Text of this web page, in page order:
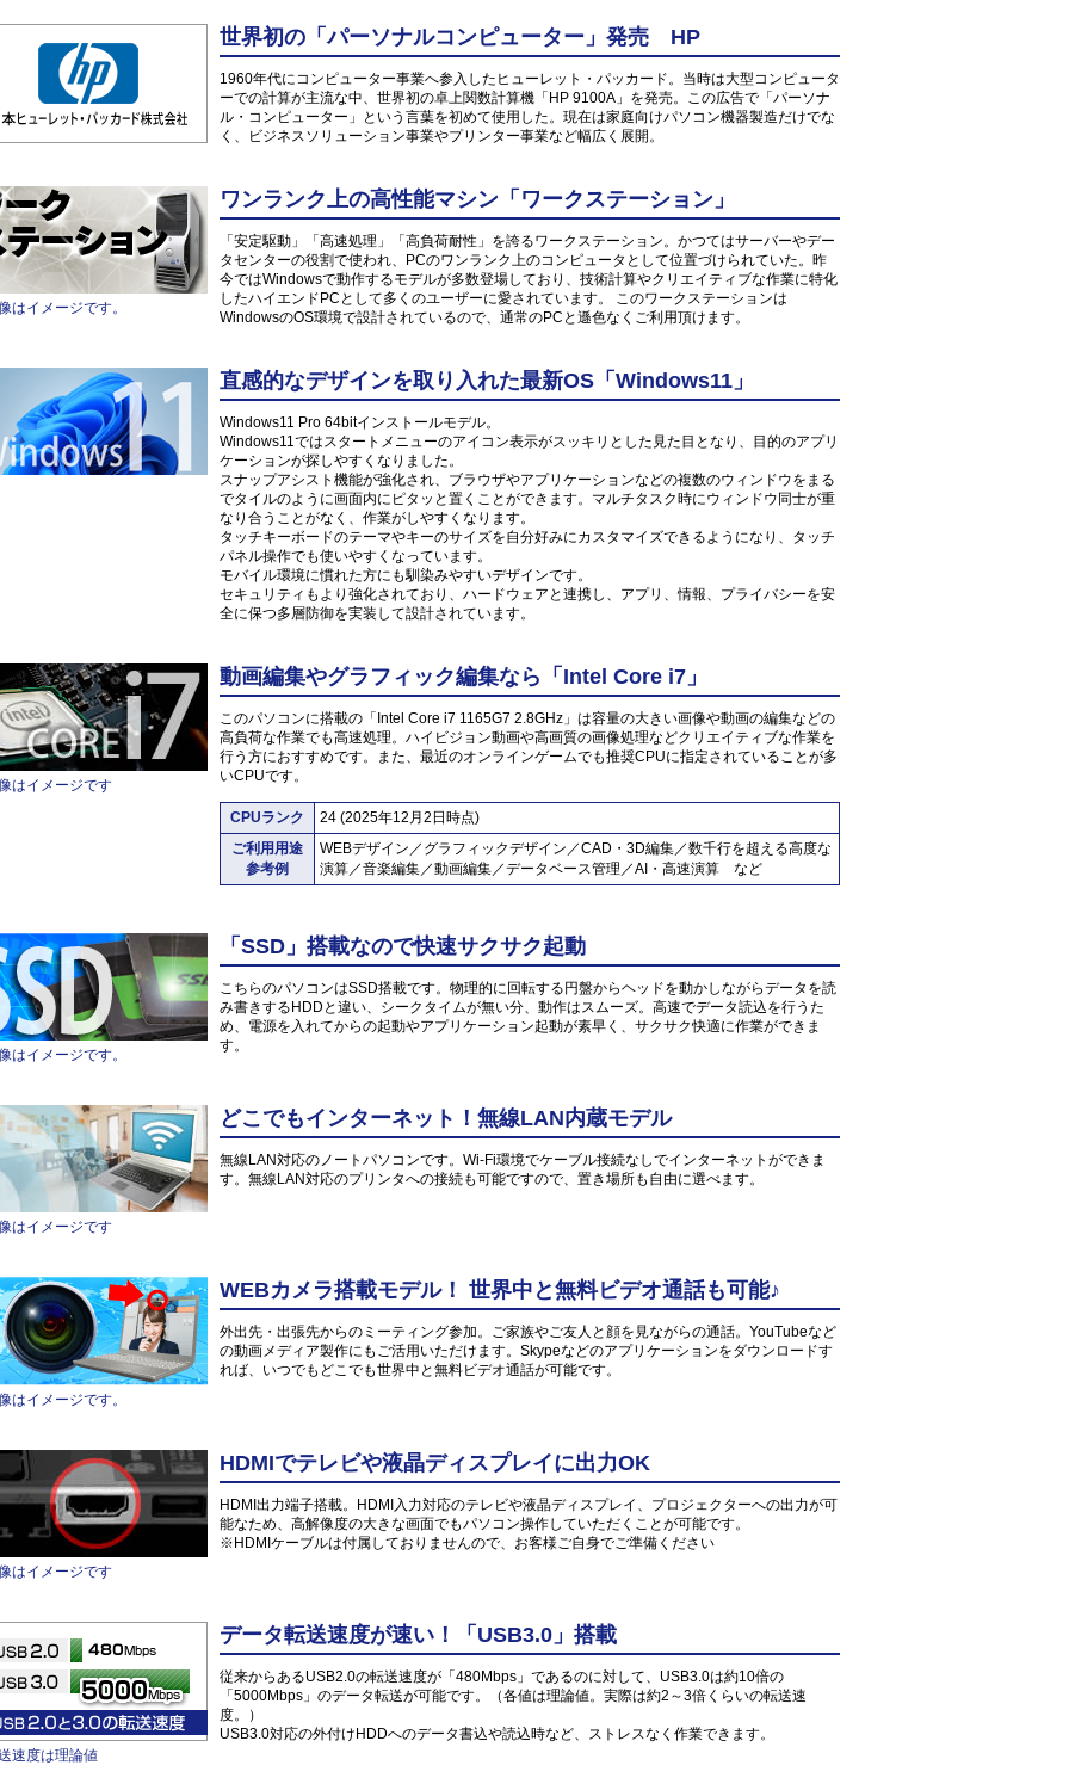
世界初の「パーソナルコンピューター」発売 HP
1960年代にコンピューター事業へ参入したヒューレット・パッカード。当時は大型コンピュータ
ーでの計算が主流な中、世界初の卓上関数計算機「HP 9100A」を発売。この広告で「パーソナ
ル・コンピューター」という言葉を初めて使用した。現在は家庭向けパソコン機器製造だけでな
く、ビジネスソリューション事業やプリンター事業など幅広く展開。
はイメージです。
ワンランク上の高性能マシン「ワークステーション」
「安定駆動」「高速処理」「高負荷耐性」を誇るワークステーション。かつてはサーバーやデー
タセンターの役割で使われ、PCのワンランク上のコンピュータとして位置づけられていた。昨
今ではWindowsで動作するモデルが多数登場しており、技術計算やクリエイティブな作業に特化
したハイエンドPCとして多くのユーザーに愛されています。 このワークステーションは
WindowsのOS環境で設計されているので、通常のPCと遜色なくご利用頂けます。
直感的なデザインを取り入れた最新OS「Windows11」
Windows11 Pro 64bitインストールモデル。
Windows11ではスタートメニューのアイコン表示がスッキリとした見た目となり、目的のアプリ
ケーションが探しやすくなりました。
スナップアシスト機能が強化され、ブラウザやアプリケーションなどの複数のウィンドウをまる
でタイルのように画面内にピタッと置くことができます。マルチタスク時にウィンドウ同士が重
なり合うことがなく、作業がしやすくなります。
タッチキーボードのテーマやキーのサイズを自分好みにカスタマイズできるようになり、タッチ
パネル操作でも使いやすくなっています。
モバイル環境に慣れた方にも馴染みやすいデザインです。
セキュリティもより強化されており、ハードウェアと連携し、アプリ、情報、プライバシーを安
全に保つ多層防御を実装して設計されています。
はイメージです
動画編集やグラフィック編集なら「Intel Core i7」
このパソコンに搭載の「Intel Core i7 1165G7 2.8GHz」は容量の大きい画像や動画の編集などの
高負荷な作業でも高速処理。ハイビジョン動画や高画質の画像処理などクリエイティブな作業を
行う方におすすめです。また、最近のオンラインゲームでも推奨CPUに指定されていることが多
いCPUです。
CPUランク
24 (2025年12月2日時点)
ご利用用途
参考例
WEBデザイン／グラフィックデザイン／CAD・3D編集／数千行を超える高度な
演算／音楽編集／動画編集／データベース管理／AI・高速演算 など
はイメージです。
「SSD」搭載なので快速サクサク起動
こちらのパソコンはSSD搭載です。物理的に回転する円盤からヘッドを動かしながらデータを読
み書きするHDDと違い、シークタイムが無い分、動作はスムーズ。高速でデータ読込を行うた
め、電源を入れてからの起動やアプリケーション起動が素早く、サクサク快適に作業ができま
す。
はイメージです
どこでもインターネット！無線LAN内蔵モデル
無線LAN対応のノートパソコンです。Wi-Fi環境でケーブル接続なしでインターネットができま
す。無線LAN対応のプリンタへの接続も可能ですので、置き場所も自由に選べます。
はイメージです。
WEBカメラ搭載モデル！ 世界中と無料ビデオ通話も可能♪
外出先・出張先からのミーティング参加。ご家族やご友人と顔を見ながらの通話。YouTubeなど
の動画メディア製作にもご活用いただけます。Skypeなどのアプリケーションをダウンロードす
れば、いつでもどこでも世界中と無料ビデオ通話が可能です。
はイメージです
HDMIでテレビや液晶ディスプレイに出力OK
HDMI出力端子搭載。HDMI入力対応のテレビや液晶ディスプレイ、プロジェクターへの出力が可
能なため、高解像度の大きな画面でもパソコン操作していただくことが可能です。
※HDMIケーブルは付属しておりませんので、お客様ご自身でご準備ください
速度は理論値
データ転送速度が速い！「USB3.0」搭載
従来からあるUSB2.0の転送速度が「480Mbps」であるのに対して、USB3.0は約10倍の
「5000Mbps」のデータ転送が可能です。（各値は理論値。実際は約2～3倍くらいの転送速
度。）
USB3.0対応の外付けHDDへのデータ書込や読込時など、ストレスなく作業できます。